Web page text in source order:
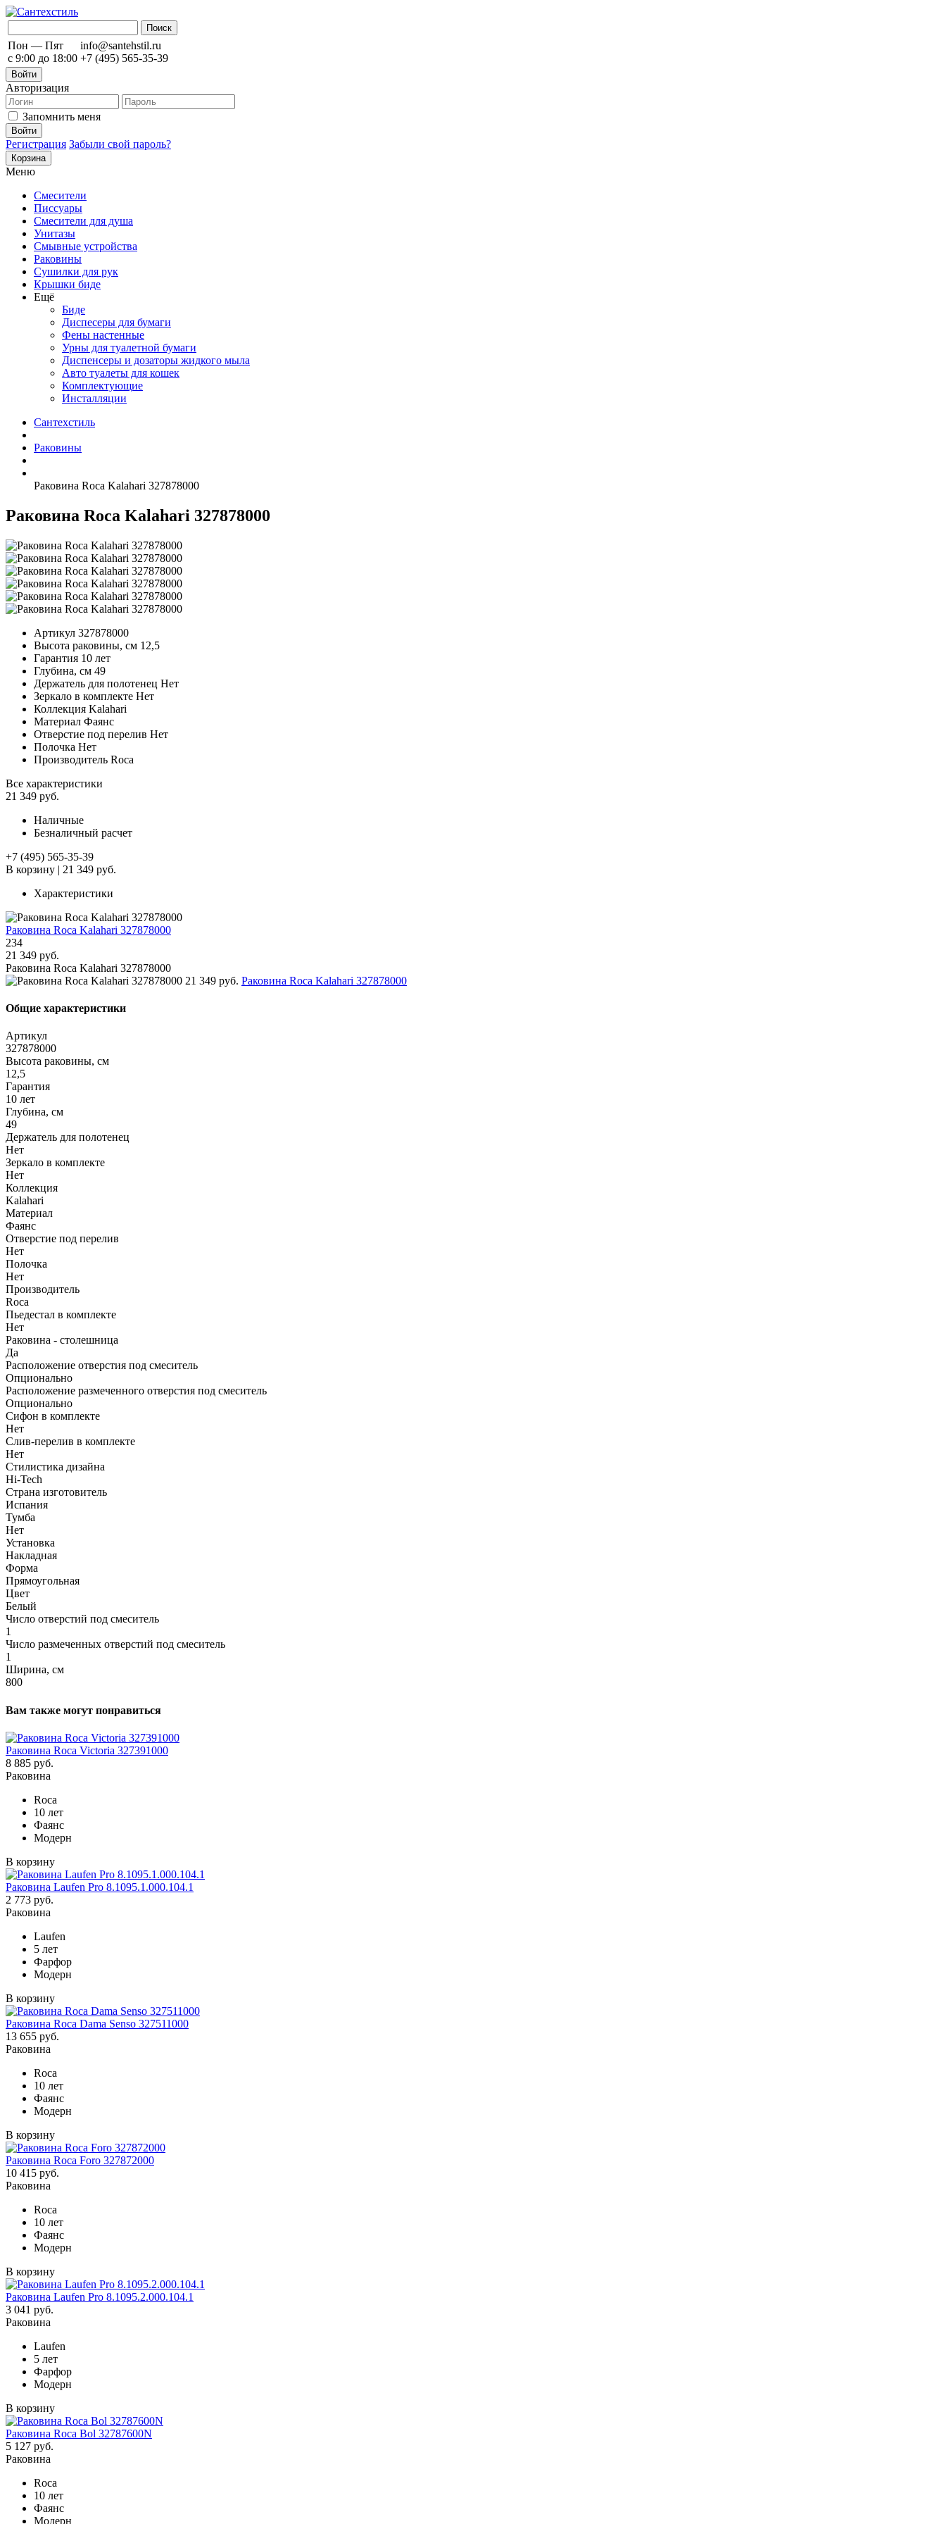
Пон — Пят
с 9:00 до 18:00
info@santehstil.ru
+7 (495) 565-35-39
Войти
Авторизация
Запомнить меня
Регистрация Забыли свой пароль?
Корзина
Меню
Смесители
Писсуары
Смесители для душа
Унитазы
Смывные устройства
Раковины
Сушилки для рук
Крышки биде
Ещё
Биде
Диспесеры для бумаги
Фены настенные
Урны для туалетной бумаги
Диспенсеры и дозаторы жидкого мыла
Авто туалеты для кошек
Комплектующие
Инсталляции
Сантехстиль
Раковины
Раковина Roca Kalahari 327878000
Раковина Roca Kalahari 327878000
Артикул 327878000
Высота раковины, см 12,5
Гарантия 10 лет
Глубина, см 49
Держатель для полотенец Нет
Зеркало в комплекте Нет
Коллекция Kalahari
Материал Фаянс
Отверстие под перелив Нет
Полочка Нет
Производитель Roca
Все характеристики
21 349 руб.
Наличные
Безналичный расчет
+7 (495) 565-35-39
В корзину | 21 349 руб.
Характеристики
Раковина Roca Kalahari 327878000
234
21 349 руб.
Раковина Roca Kalahari 327878000
21 349 руб. Раковина Roca Kalahari 327878000
Общие характеристики
Артикул
327878000
Высота раковины, см
12,5
Гарантия
10 лет
Глубина, см
49
Держатель для полотенец
Нет
Зеркало в комплекте
Нет
Коллекция
Kalahari
Материал
Фаянс
Отверстие под перелив
Нет
Полочка
Нет
Производитель
Roca
Пьедестал в комплекте
Нет
Раковина - столешница
Да
Расположение отверстия под смеситель
Опционально
Расположение размеченного отверстия под смеситель
Опционально
Сифон в комплекте
Нет
Слив-перелив в комплекте
Нет
Стилистика дизайна
Hi-Tech
Страна изготовитель
Испания
Тумба
Нет
Установка
Накладная
Форма
Прямоугольная
Цвет
Белый
Число отверстий под смеситель
1
Число размеченных отверстий под смеситель
1
Ширина, см
800
Вам также могут понравиться
Раковина Roca Victoria 327391000
8 885 руб.
Раковина
Roca
10 лет
Фаянс
Модерн
В корзину
Раковина Laufen Pro 8.1095.1.000.104.1
2 773 руб.
Раковина
Laufen
5 лет
Фарфор
Модерн
В корзину
Раковина Roca Dama Senso 327511000
13 655 руб.
Раковина
Roca
10 лет
Фаянс
Модерн
В корзину
Раковина Roca Foro 327872000
10 415 руб.
Раковина
Roca
10 лет
Фаянс
Модерн
В корзину
Раковина Laufen Pro 8.1095.2.000.104.1
3 041 руб.
Раковина
Laufen
5 лет
Фарфор
Модерн
В корзину
Раковина Roca Bol 32787600N
5 127 руб.
Раковина
Roca
10 лет
Фаянс
Модерн